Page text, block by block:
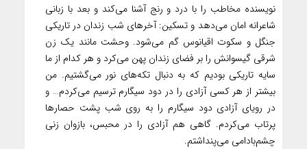
نویسنده مخاطب را با درد و رنج آشنا می‌کند و بعد با زبانی
شاعرانه امان می‌دهد و تسکین:‌ آخرهای شب زندان در تاریکی
جنگل و سکوت اقیانوس گم می‌شود. وحشت مانند یک زن
شرقی گیسوانش را بر فضای زندان پهن می‌کرد و هر کدام از ما
سایه تاریکی بودیم که به دنبال تکه‌های نور می‌گشتیم. من
بیشتر از هر کسی آزادی را در دود سیگارم ترسیم می‌کردم… و
در رویای آزادی دود سیگارم را به روی شب پشت حصارها
پرتاب می‌کردم. گاهی هم آزادی را در محبس، بازوان زنی
چشم‌بادامی می‌پنداشتم.